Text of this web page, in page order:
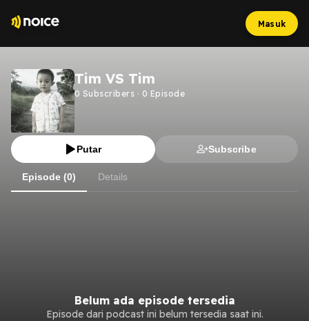
Masuk
Tim VS Tim
0 Subscribers · 0 Episode
Putar Subscribe
Episode (0) Details
Belum ada episode tersedia
Episode dari podcast ini belum tersedia saat ini.